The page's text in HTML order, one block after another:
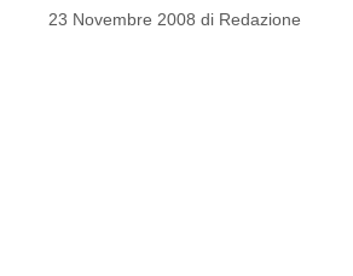
23 Novembre 2008 di Redazione